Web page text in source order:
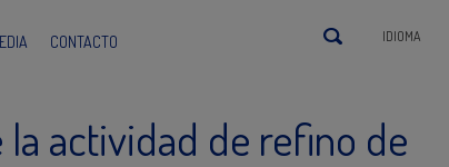
CONTACTO IDIOMA
actividad de refino de